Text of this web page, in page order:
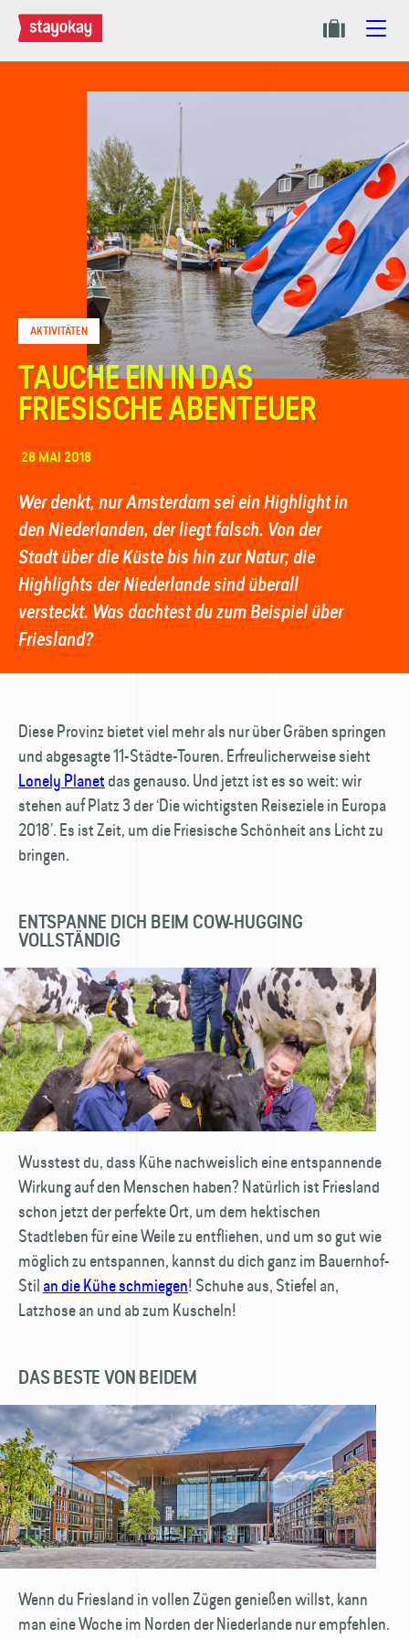
AKTIVITÄTEN
TAUCHE EIN IN DAS
FRIESISCHE ABENTEUER
28 MAI 2018
Wer denkt, nur Amsterdam sei ein Highlight in
den Niederlanden, der liegt falsch. Von der
Stadt über die Küste bis hin zur Natur; die
Highlights der Niederlande sind überall
versteckt. Was dachtest du zum Beispiel über
Friesland?
Diese Provinz bietet viel mehr als nur über Gräben springen
und abgesagte 11-Städte-Touren. Erfreulicherweise sieht
Lonely Planet das genauso. Und jetzt ist es so weit: wir
stehen auf Platz 3 der ‘Die wichtigsten Reiseziele in Europa
2018’. Es ist Zeit, um die Friesische Schönheit ans Licht zu
bringen.
ENTSPANNE DICH BEIM COW-HUGGING
VOLLSTÄNDIG
Wusstest du, dass Kühe nachweislich eine entspannende
Wirkung auf den Menschen haben? Natürlich ist Friesland
schon jetzt der perfekte Ort, um dem hektischen
Stadtleben für eine Weile zu entfliehen, und um so gut wie
möglich zu entspannen, kannst du dich ganz im Bauernhof-
Stil an die Kühe schmiegen! Schuhe aus, Stiefel an,
Latzhose an und ab zum Kuscheln!
DAS BESTE VON BEIDEM
Wenn du Friesland in vollen Zügen genießen willst, kann
man eine Woche im Norden der Niederlande nur empfehlen.